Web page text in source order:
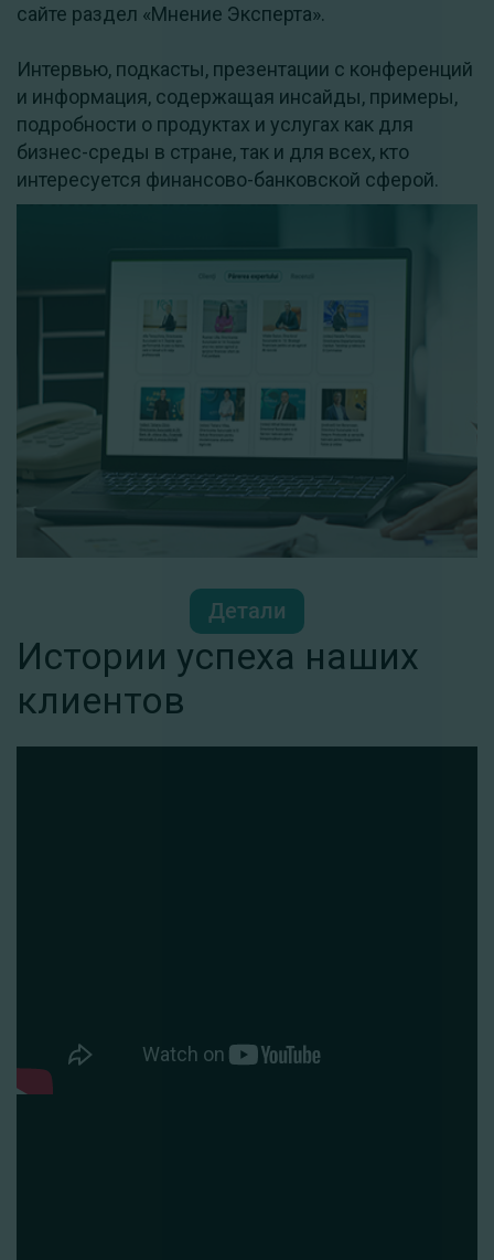
сайте раздел «Мнение Эксперта».
Интервью, подкасты, презентации с конференций
и информация, содержащая инсайды, примеры,
подробности о продуктах и ​​услугах как для
бизнес-среды в стране, так и для всех, кто
интересуется финансово-банковской сферой.
Детали
Истории успеха наших
клиентов